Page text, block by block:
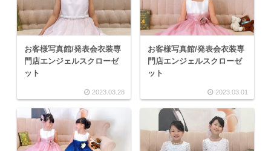
お客様写真館/発表会衣装専
門店エンジェルスクローゼ
ット
2023.03.28
お客様写真館/発表会衣装専
門店エンジェルスクローゼ
ット
2023.03.01